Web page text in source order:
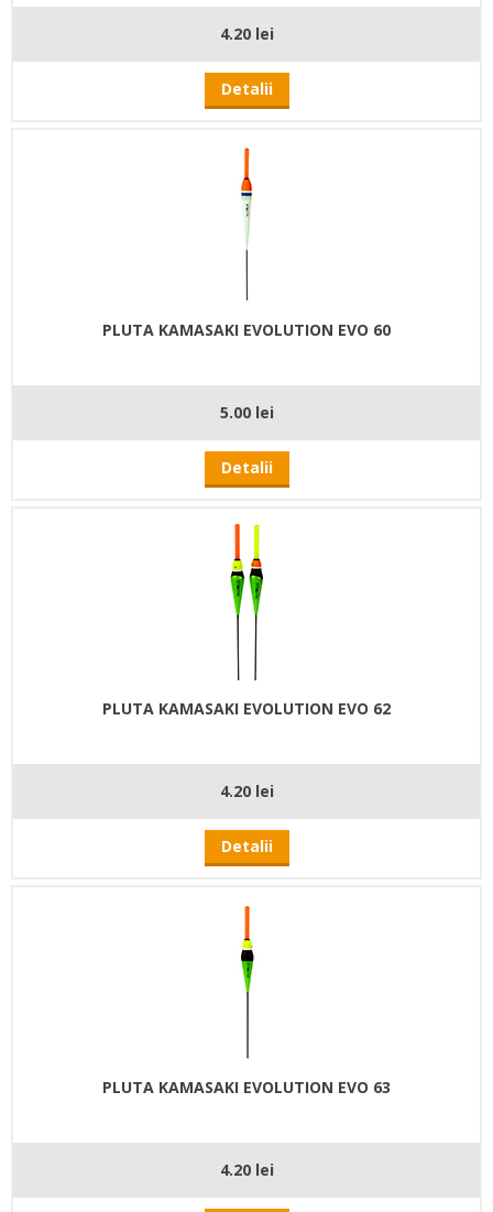
4.20 lei
Detalii
PLUTA KAMASAKI EVOLUTION EVO 60
5.00 lei
Detalii
PLUTA KAMASAKI EVOLUTION EVO 62
4.20 lei
Detalii
PLUTA KAMASAKI EVOLUTION EVO 63
4.20 lei